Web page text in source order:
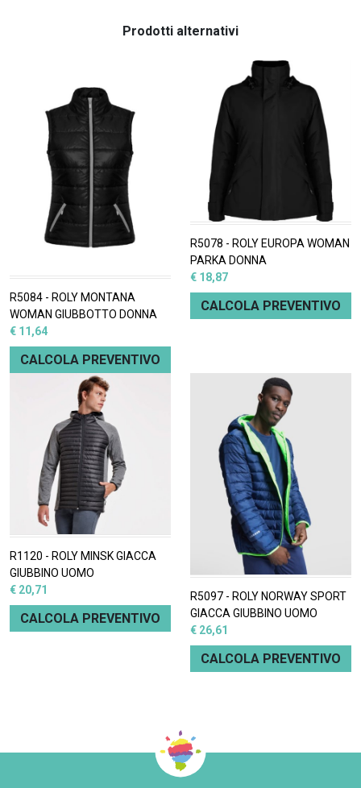
Prodotti alternativi
R5084 - ROLY MONTANA
WOMAN GIUBBOTTO DONNA
€ 11,64
CALCOLA PREVENTIVO
R5078 - ROLY EUROPA WOMAN
PARKA DONNA
€ 18,87
CALCOLA PREVENTIVO
R1120 - ROLY MINSK GIACCA
GIUBBINO UOMO
€ 20,71
CALCOLA PREVENTIVO
R5097 - ROLY NORWAY SPORT
GIACCA GIUBBINO UOMO
€ 26,61
CALCOLA PREVENTIVO